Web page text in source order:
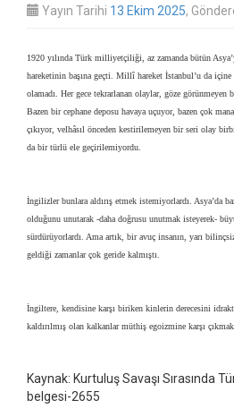
Yayın Tarihi 13 Ekim 2025,
1920 yılında Türk milliyetçiliği, az zamanda bütün
hareketinin başına geçti. Millî hareket İstanbul’u da içine
olamadı. Her gece tekrarlanan olaylar, göze görünmeyen
Bazen bir cephane deposu havaya uçuyor, bazen çok
çıkıyor, velhâsıl önceden kestirilemeyen bir seri olay
da bir türlü ele geçirilemiyordu.
İngilizler bunlara aldırış etmek istemiyorlardı. Asya’da
olduğunu unutarak -daha doğrusu unutmak isteyerek-
sürdürüyorlardı. Ama artık, bir avuç insanın, yarı
geldiği zamanlar çok geride kalmıştı.
İngiltere, kendisine karşı biriken kinlerin derecesini
kaldırılmış olan kalkanlar müthiş egoizmine karşı
Kaynak: Kurtuluş Savaşı Sırasında
belgesi-2655